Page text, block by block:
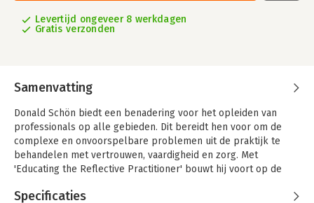
Levertijd ongeveer 8 werkdagen
Gratis verzonden
Samenvatting
Donald Schön biedt een benadering voor het opleiden van
professionals op alle gebieden. Dit bereidt hen voor om de
complexe en onvoorspelbare problemen uit de praktijk te
behandelen met vertrouwen, vaardigheid en zorg. Met
'Educating the Reflective Practitioner' bouwt hij voort op de
introduceerde in zijn klassieker 'The Reflective Practitioner'.
Specificaties